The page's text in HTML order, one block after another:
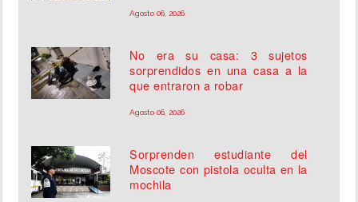
Agosto 06, 2026
No era su casa: 3 sujetos
sorprendidos en una casa a la
que entraron a robar
Agosto 06, 2026
Sorprenden estudiante del
Moscote con pistola oculta en la
mochila